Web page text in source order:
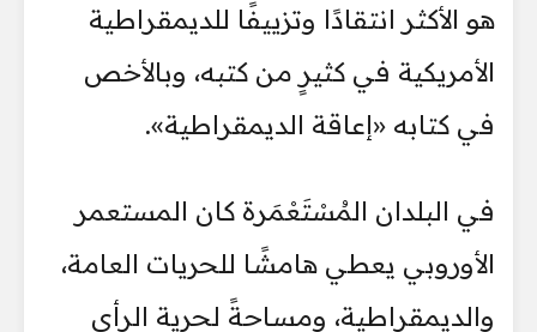
هو الأكثر انتقادًا وتزييفًا للديمقراطية
الأمريكية في كثيرٍ من كتبه، وبالأخص
في كتابه «إعاقة الديمقراطية».
في البلدان المُسْتَعْمَرة كان المستعمر
الأوروبي يعطي هامشًا للحريات العامة،
والديمقراطية، ومساحةً لحرية الرأي